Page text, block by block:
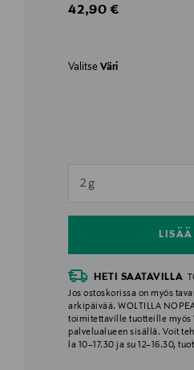
Original Price
42,90 €
ValitseVäri
2 g
HETI SAATAVILLA
Jos ostoskorissa on myös
arkipäivää. WOLTILLA
toimitettaville tuotteille
palvelualueen sisällä. Voit
la 10–17.30 ja su 12–16.30,